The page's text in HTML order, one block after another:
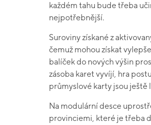
každém tahu bude třeba
nejpotřebnější.
Suroviny získané z
čemuž mohou získat
balíček do nových výšin
zásoba karet vyvíjí, hra
průmyslové karty jsou ještě
Na modulární desce
provinciemi, které je třeba